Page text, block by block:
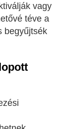
vagy
téve a
begyűjtsék